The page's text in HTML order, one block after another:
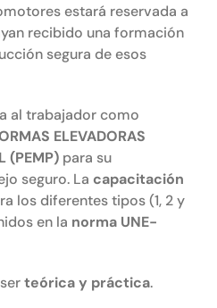
estará reservada a
recibido una formación
segura de esos
al trabajador como
ELEVADORAS
(PEMP) para su
seguro. La capacitación
los diferentes tipos (1, 2 y
en la norma UNE-
teórica y práctica.